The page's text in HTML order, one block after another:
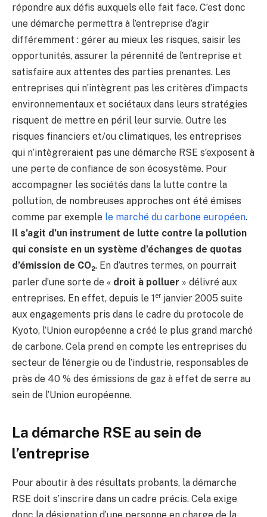
répondre aux défis auxquels elle fait face. C’est donc
une démarche permettra à l’entreprise d’agir
différemment : gérer au mieux les risques, saisir les
opportunités, assurer la pérennité de l’entreprise et
satisfaire aux attentes des parties prenantes. Les
entreprises qui n’intègrent pas les critères d’impacts
environnementaux et sociétaux dans leurs stratégies
risquent de mettre en péril leur survie. Outre les
risques financiers et/ou climatiques, les entreprises
qui n’intègreraient pas une démarche RSE s’exposent à
une perte de confiance de son écosystème. Pour
accompagner les sociétés dans la lutte contre la
pollution, de nombreuses approches ont été émises
comme par exemple le marché du carbone européen.
Il s’agit d’un instrument de lutte contre la pollution
qui consiste en un système d’échanges de quotas
d’émission de CO2. En d’autres termes, on pourrait
parler d’une sorte de « droit à polluer » délivré aux
entreprises. En effet, depuis le 1er janvier 2005 suite
aux engagements pris dans le cadre du protocole de
Kyoto, l’Union européenne a créé le plus grand marché
de carbone. Cela prend en compte les entreprises du
secteur de l’énergie ou de l’industrie, responsables de
près de 40 % des émissions de gaz à effet de serre au
sein de l’Union européenne.
La démarche RSE au sein de
l’entreprise
Pour aboutir à des résultats probants, la démarche
RSE doit s’inscrire dans un cadre précis. Cela exige